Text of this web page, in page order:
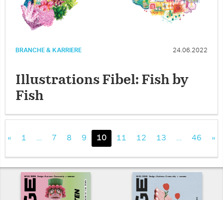
BRANCHE & KARRIERE 24.06.2022
Illustrations Fibel: Fish by
Fish
« 1 … 7 8 9 10 11 12 13 … 46 »